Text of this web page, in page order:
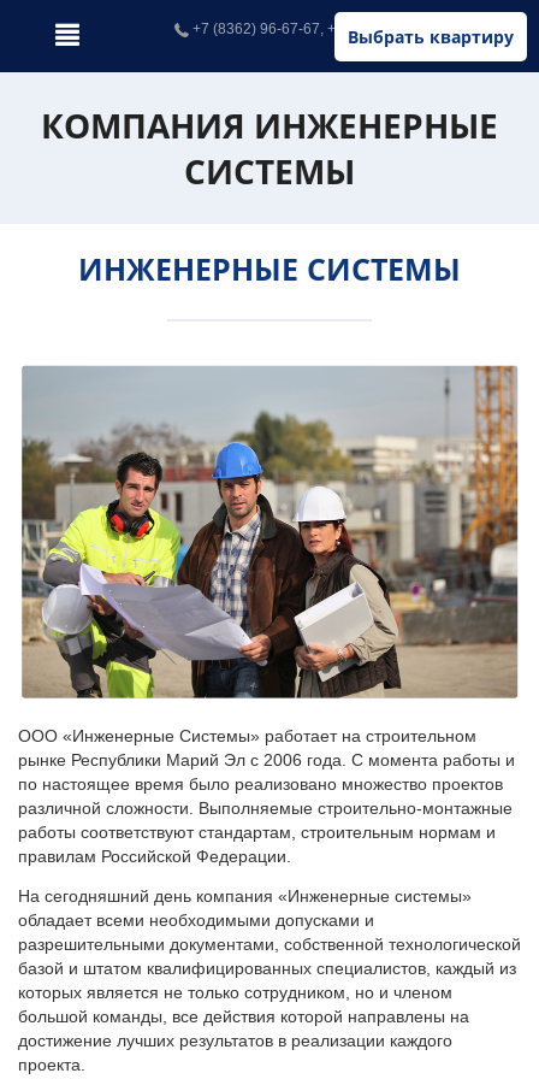
Выбрать квартиру
+7 (8362) 96-67-67, +7 (902) 326-67-67
КОМПАНИЯ ИНЖЕНЕРНЫЕ
СИСТЕМЫ
ИНЖЕНЕРНЫЕ СИСТЕМЫ
ООО «Инженерные Системы» работает на строительном
рынке Республики Марий Эл с 2006 года. С момента работы и
по настоящее время было реализовано множество проектов
различной сложности. Выполняемые строительно-монтажные
работы соответствуют стандартам, строительным нормам и
правилам Российской Федерации.
На сегодняшний день компания «Инженерные системы»
обладает всеми необходимыми допусками и
разрешительными документами, собственной технологической
базой и штатом квалифицированных специалистов, каждый из
которых является не только сотрудником, но и членом
большой команды, все действия которой направлены на
достижение лучших результатов в реализации каждого
проекта.